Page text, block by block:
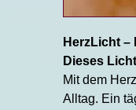
HerzLicht
Dieses
Mit dem
Alltag. Ein